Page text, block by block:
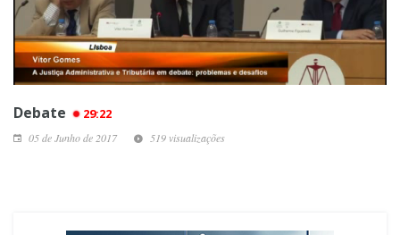
Debate 29:22
05 de Junho de 2017 519 visualizações